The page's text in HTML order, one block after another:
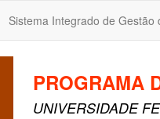
Sistema Integrado de Gestão
PROGRAMA
UNIVERSIDADE